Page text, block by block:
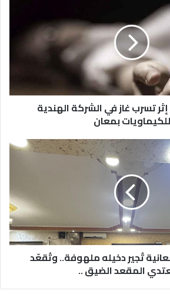
تسرب غاز في الشركة الهندية
للكيماويات بمعان
تُجير دخيله ملهوفة.. وتُقعّد
المقعد الضيق ..